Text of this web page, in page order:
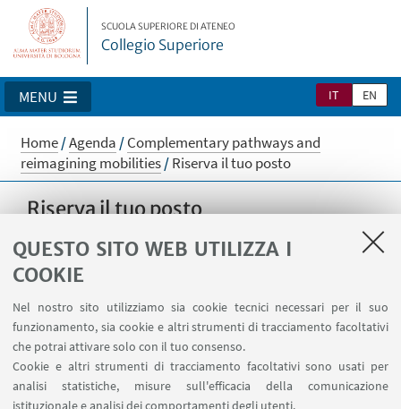
QUESTO SITO WEB UTILIZZA I
COOKIE
Nel nostro sito utilizziamo sia cookie tecnici necessari per il suo
funzionamento, sia cookie e altri strumenti di tracciamento facoltativi
che potrai attivare solo con il tuo consenso.
Cookie e altri strumenti di tracciamento facoltativi sono usati per
analisi statistiche, misure sull'efficacia della comunicazione
istituzionale e analisi dei comportamenti degli utenti.
SCUOLA SUPERIORE DI ATENEO
Collegio Superiore
IT EN
MENU
Home/Agenda /Complementary pathways and
reimagining mobilities/Riserva il tuo posto
Riserva il tuo posto
Le iscrizioni sono aperte fino al 28 marzo, fino
ad esaurimento dei posti a disposizione
Siamo spiacenti, non è più possibile effettuare l'iscrizione.